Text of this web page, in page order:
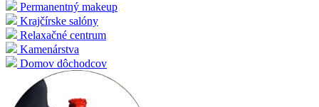
Permanentný makeup
Krajčírske salóny
Relaxačné centrum
Kamenárstva
Domov dôchodcov